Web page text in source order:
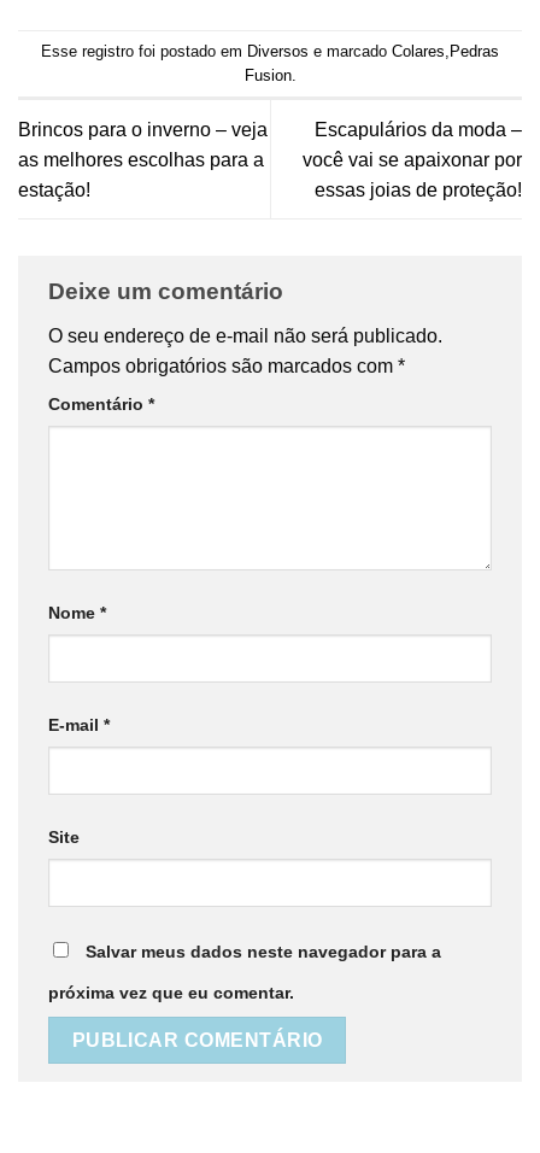
Esse registro foi postado em Diversos e marcado Colares Pedras
Fusion.
Brincos para o inverno – veja
as melhores escolhas para a
estação!
Escapulários da moda –
você vai se apaixonar por
essas joias de proteção!
Deixe um comentário
O seu endereço de e-mail não será publicado.
Campos obrigatórios são marcados com *
Comentário *
Nome *
E-mail *
Site
Salvar meus dados neste navegador para a
próxima vez que eu comentar.